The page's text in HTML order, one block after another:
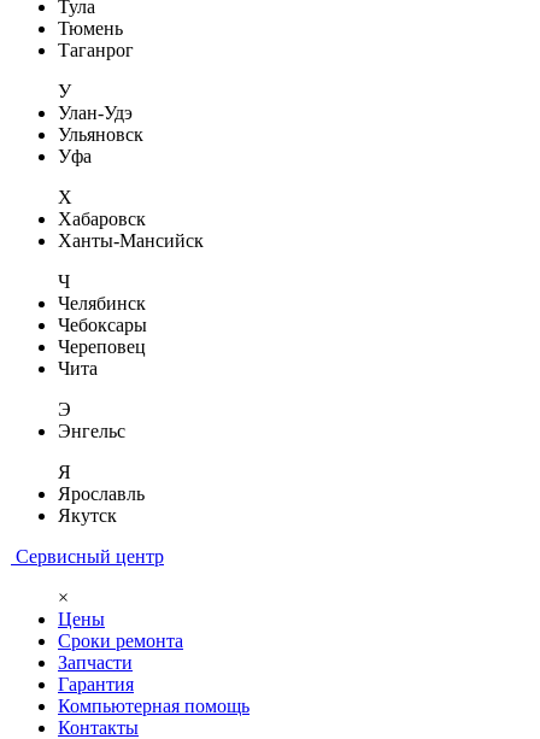
Тула
Тюмень
Таганрог
У
Улан-Удэ
Ульяновск
Уфа
Х
Хабаровск
Ханты-Мансийск
Ч
Челябинск
Чебоксары
Череповец
Чита
Э
Энгельс
Я
Ярославль
Якутск
Сервисный центр
×
Цены
Сроки ремонта
Запчасти
Гарантия
Компьютерная помощь
Контакты